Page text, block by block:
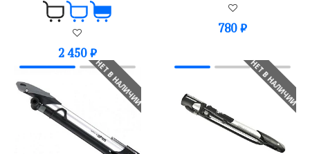
2 450 ₽
780₽
НЕТ В НАЛИЧИИ НЕТ В НАЛИЧИИ